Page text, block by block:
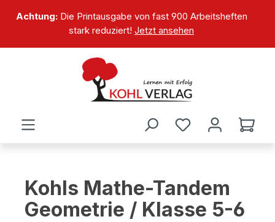
springen
Achtung:Die Printausgabe von fast 900 Arbeitsheften
stark reduziert! Jetzt ansehen
Kohls Mathe-Tandem
Geometrie / Klasse 5-6